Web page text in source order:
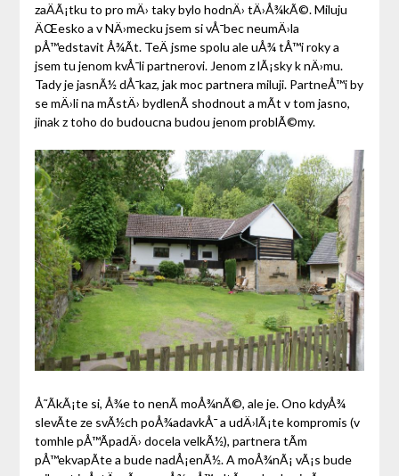
zaÄÃ¡tku to pro mÄ› taky bylo hodnÄ› tÄ›Å¾kÃ©. Miluju
ÄŒesko a v NÄ›mecku jsem si vÅ¯bec neumÄ›la
pÅ™edstavit Å¾Ã­t. TeÄ jsme spolu ale uÅ¾ tÅ™i roky a
jsem tu jenom kvÅ¯li partnerovi. Jenom z lÃ¡sky k nÄ›mu.
Tady je jasnÃ½ dÅ¯kaz, jak moc partnera miluji. PartneÅ™i by
se mÄ›li na mÃ­stÄ› bydlenÃ­ shodnout a mÃ­t v tom jasno,
jinak z toho do budoucna budou jenom problÃ©my.
Å˜Ã­kÃ¡te si, Å¾e to nenÃ­ moÅ¾nÃ©, ale je. Ono kdyÅ¾
slevÃ­te ze svÃ½ch poÅ¾adavkÅ¯ a udÄ›lÃ¡te kompromis (v
tomhle pÅ™Ã­padÄ› docela velkÃ½), partnera tÃ­m
pÅ™ekvapÃ­te a bude nadÅ¡enÃ½. A moÅ¾nÃ¡ vÃ¡s bude